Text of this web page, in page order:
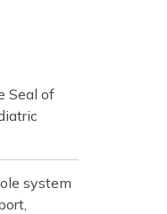
Seal of
system